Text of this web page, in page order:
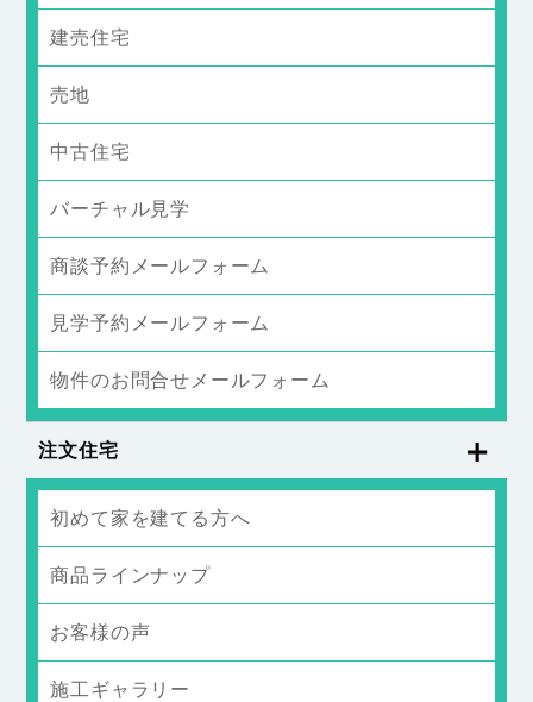
建売住宅
売地
中古住宅
バーチャル見学
商談予約メールフォーム
見学予約メールフォーム
物件のお問合せメールフォーム
注文住宅
初めて家を建てる方へ
商品ラインナップ
お客様の声
施工ギャラリー